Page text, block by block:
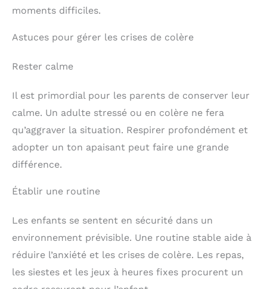
moments difficiles.
Astuces pour gérer les crises de colère
Rester calme
Il est primordial pour les parents de conserver leur
calme. Un adulte stressé ou en colère ne fera
qu’aggraver la situation. Respirer profondément et
adopter un ton apaisant peut faire une grande
différence.
Établir une routine
Les enfants se sentent en sécurité dans un
environnement prévisible. Une routine stable aide à
réduire l’anxiété et les crises de colère. Les repas,
les siestes et les jeux à heures fixes procurent un